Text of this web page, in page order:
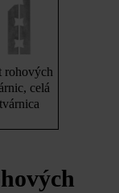
rohových
celá
tvárnica